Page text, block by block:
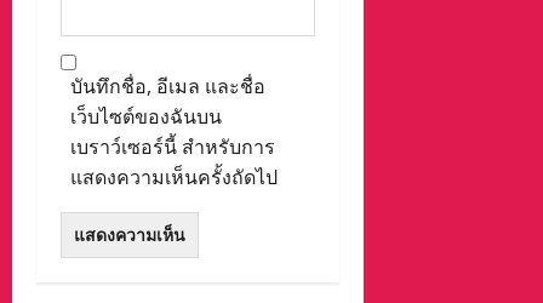
บันทึกชื่อ, อีเมล และชื่อ
เว็บไซต์ของฉันบน
เบราว์เซอร์นี้ สำหรับการ
แสดงความเห็นครั้งถัดไป